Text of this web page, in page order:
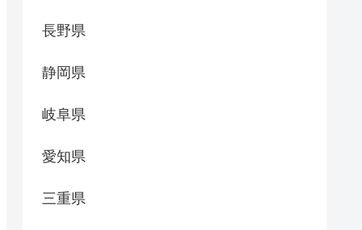
長野県
静岡県
岐阜県
愛知県
三重県